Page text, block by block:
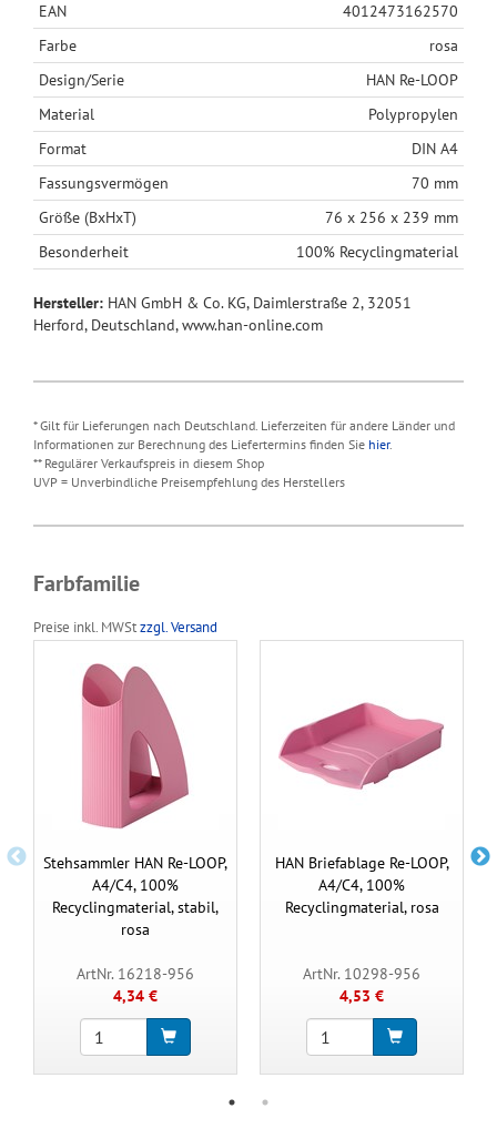
EAN
4012473162570
Farbe
rosa
Design/Serie
HAN Re-LOOP
Material
Polypropylen
Format
DIN A4
Fassungsvermögen
70 mm
Größe (BxHxT)
76 x 256 x 239 mm
Besonderheit
100% Recyclingmaterial
Hersteller: HAN GmbH & Co. KG, Daimlerstraße 2, 32051
Herford, Deutschland, www.han-online.com
* Gilt für Lieferungen nach Deutschland. Lieferzeiten für andere Länder und
Informationen zur Berechnung des Liefertermins finden Sie hier.
** Regulärer Verkaufspreis in diesem Shop
UVP = Unverbindliche Preisempfehlung des Herstellers
Farbfamilie
Preise inkl. MWStzzgl. Versand
Stehsammler HAN Re-LOOP,
A4/C4, 100%
Recyclingmaterial, stabil,
rosa
ArtNr. 16218-956
4,34 €
HAN Briefablage Re-LOOP,
A4/C4, 100%
Recyclingmaterial, rosa
ArtNr. 10298-956
4,53 €